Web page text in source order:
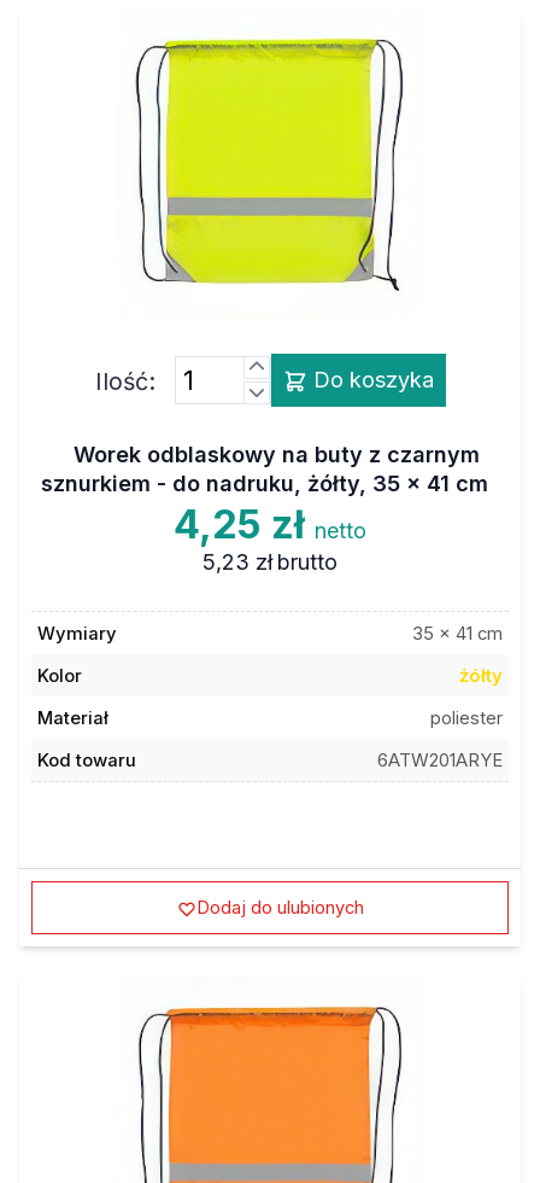
Ilość: Do koszyka
Worek odblaskowy na buty z czarnym
sznurkiem - do nadruku, żółty, 35 x 41 cm
4,25 zł netto
5,23 zł brutto
Wymiary
35 x 41 cm
Kolor
żółty
Materiał
poliester
Kod towaru
6ATW201ARYE
Dodaj do ulubionych